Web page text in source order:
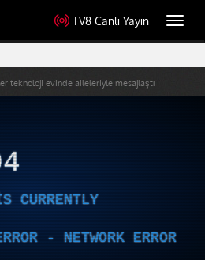
TV8 Canlı Yayın
teknoloji evinde aileleriyle mesajlaştı
CURRENTLY
- NETWORK ERROR